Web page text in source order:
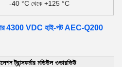
-40 °C থেকে +125 °C
4300 VDC হাই-পট AEC-Q200
মডিউল ওভারভিউ